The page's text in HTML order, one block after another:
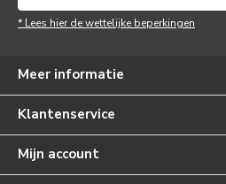
* Lees hier de wettelijke beperkingen
Meer informatie
Klantenservice
Mijn account